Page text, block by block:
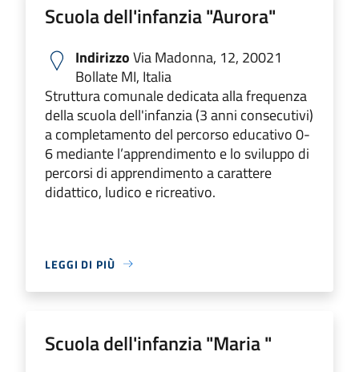
Scuola dell'infanzia "Aurora"
IndirizzoVia Madonna, 12, 20021
Bollate MI, Italia
Struttura comunale dedicata alla frequenza
della scuola dell'infanzia (3 anni consecutivi)
a completamento del percorso educativo 0-
6 mediante l’apprendimento e lo sviluppo di
percorsi di apprendimento a carattere
didattico, ludico e ricreativo.
LEGGI DI PIÙ
Scuola dell'infanzia "Maria "